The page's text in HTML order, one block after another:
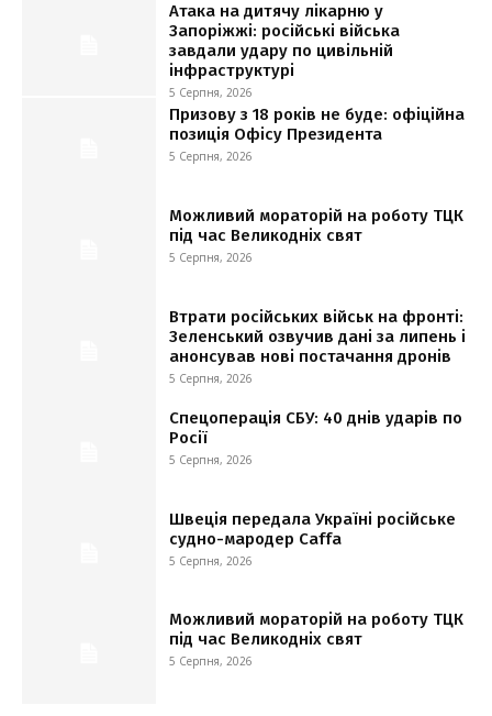
Атака на дитячу лікарню у
Запоріжжі: російські війська
завдали удару по цивільній
інфраструктурі
5 Серпня, 2026
Призову з 18 років не буде: офіційна
позиція Офісу Президента
5 Серпня, 2026
Можливий мораторій на роботу ТЦК
під час Великодніх свят
5 Серпня, 2026
Втрати російських військ на фронті:
Зеленський озвучив дані за липень і
анонсував нові постачання дронів
5 Серпня, 2026
Спецоперація СБУ: 40 днів ударів по
Росії
5 Серпня, 2026
Швеція передала Україні російське
судно-мародер Caffa
5 Серпня, 2026
Можливий мораторій на роботу ТЦК
під час Великодніх свят
5 Серпня, 2026